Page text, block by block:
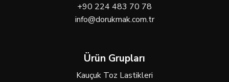
+90 224 483 70 78
info@dorukmak.com.tr
Ürün Grupları
Kauçuk Toz Lastikleri